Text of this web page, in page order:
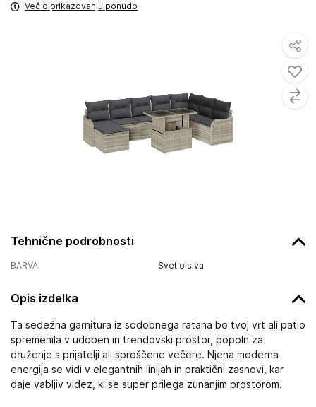
Tehnične podrobnosti
BARVA Svetlo siva
Opis izdelka
Ta sedežna garnitura iz sodobnega ratana bo tvoj vrt ali patio
spremenila v udoben in trendovski prostor, popoln za
druženje s prijatelji ali sproščene večere. Njena moderna
energija se vidi v elegantnih linijah in praktični zasnovi, kar
daje vabljiv videz, ki se super prilega zunanjim prostorom.
Več o prikazovanju ponudb